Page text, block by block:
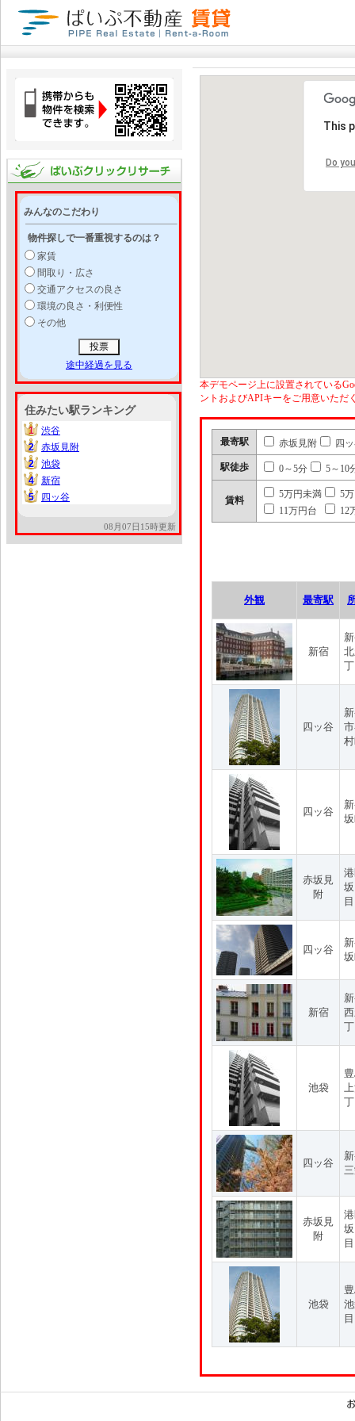
みんなのこだわり
物件探しで一番重視するのは？
家賃
間取り・広さ
交通アクセスの良さ
環境の良さ・利便性
その他
途中経過を見る
住みたい駅ランキング
1
1
渋谷
2
2
赤坂見附
2
2
池袋
4
4
新宿
5
5 四ッ谷
08月07日15時更新
This
Do
本デモページ上に設置されている
ントおよびAPIキーをご用意いただ
最寄駅 赤坂見附 四
駅徒歩 0～5分 5～10
賃料
5万円未満
5
11万円台
12
外観 最寄駅
新宿
四ッ谷
四ッ谷
赤坂見
附
目
四ッ谷
新宿
池袋
四ッ谷
赤坂見
附
目
池袋
目